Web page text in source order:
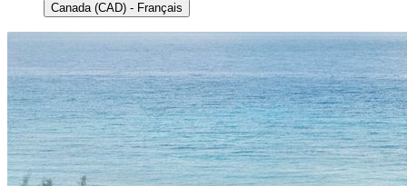
Canada (CAD) - Français